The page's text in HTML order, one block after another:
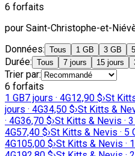
6 forfaits
pour Saint-Christophe-et-
Données: Tous 1 GB 3 GB
Durée: Tous 7 jours 15 jours
Trier par:
6 forfaits
1 GB7 jours · 4G12,90 $›St
jours · 4G34,50 $›St Kitts &
· 4G36,70 $›St Kitts & Nevis · 3
4G57,40 $›St Kitts & Nevis · 5
4G105,00 $›St Kitts & Nevis ·